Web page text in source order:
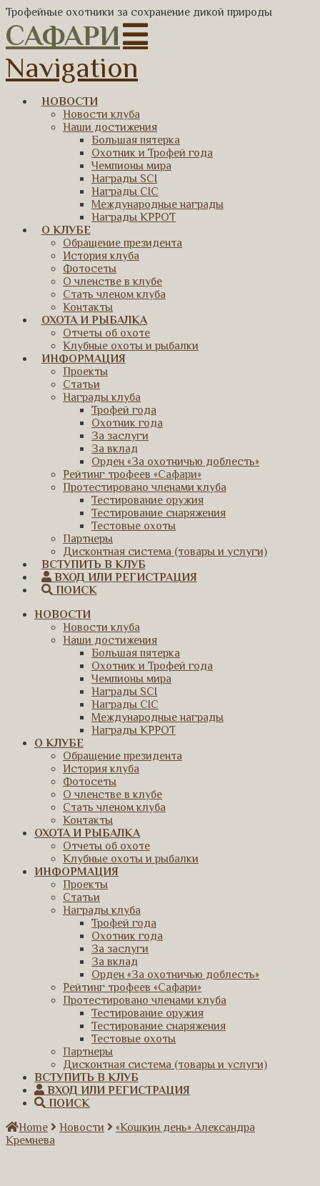
Трофейные охотники за сохранение дикой природы
САФАРИ
Navigation
НОВОСТИ
Новости клуба
Наши достижения
Большая пятерка
Охотник и Трофей года
Чемпионы мира
Награды SCI
Награды CIC
Международные награды
Награды КРРОТ
О КЛУБЕ
Обращение президента
История клуба
Фотосеты
О членстве в клубе
Стать членом клуба
Контакты
ОХОТА И РЫБАЛКА
Отчеты об охоте
Клубные охоты и рыбалки
ИНФОРМАЦИЯ
Проекты
Статьи
Награды клуба
Трофей года
Охотник года
За заслуги
За вклад
Орден «За охотничью доблесть»
Рейтинг трофеев «Сафари»
Протестировано членами клуба
Тестирование оружия
Тестирование снаряжения
Тестовые охоты
Партнеры
Дисконтная система (товары и услуги)
ВСТУПИТЬ В КЛУБ
ВХОД ИЛИ РЕГИСТРАЦИЯ
ПОИСК
НОВОСТИ
Новости клуба
Наши достижения
Большая пятерка
Охотник и Трофей года
Чемпионы мира
Награды SCI
Награды CIC
Международные награды
Награды КРРОТ
О КЛУБЕ
Обращение президента
История клуба
Фотосеты
О членстве в клубе
Стать членом клуба
Контакты
ОХОТА И РЫБАЛКА
Отчеты об охоте
Клубные охоты и рыбалки
ИНФОРМАЦИЯ
Проекты
Статьи
Награды клуба
Трофей года
Охотник года
За заслуги
За вклад
Орден «За охотничью доблесть»
Рейтинг трофеев «Сафари»
Протестировано членами клуба
Тестирование оружия
Тестирование снаряжения
Тестовые охоты
Партнеры
Дисконтная система (товары и услуги)
ВСТУПИТЬ В КЛУБ
ВХОД ИЛИ РЕГИСТРАЦИЯ
ПОИСК
Home
Новости
«Кошкин день» Александра
Кремнева